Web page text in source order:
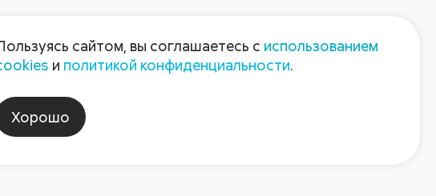
Пресс-центр Контакты
Компания
сайтом, вы соглашаетесь с использованием
и политикой конфиденциальности.
Хорошо